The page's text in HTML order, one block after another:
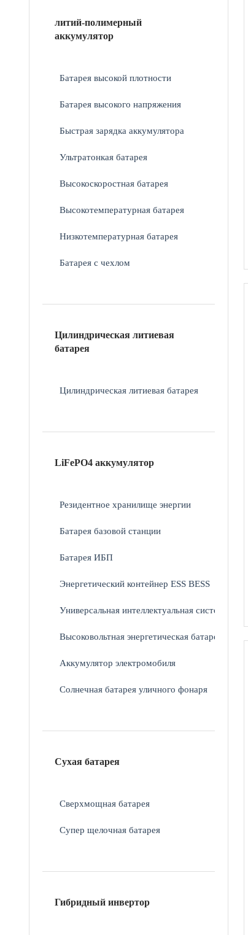
литий-полимерный
аккумулятор
Батарея высокой плотности
Батарея высокого напряжения
Быстрая зарядка аккумулятора
Ультратонкая батарея
Высокоскоростная батарея
Высокотемпературная батарея
Низкотемпературная батарея
Батарея с чехлом
Цилиндрическая литиевая
батарея
Цилиндрическая литиевая батарея
LiFePO4 аккумулятор
Резидентное хранилище энергии
Батарея базовой станции
Батарея ИБП
Энергетический контейнер ESS BESS
Универсальная интеллектуальная система ESS
Высоковольтная энергетическая батарея
Аккумулятор электромобиля
Солнечная батарея уличного фонаря
Сухая батарея
Сверхмощная батарея
Супер щелочная батарея
Гибридный инвертор